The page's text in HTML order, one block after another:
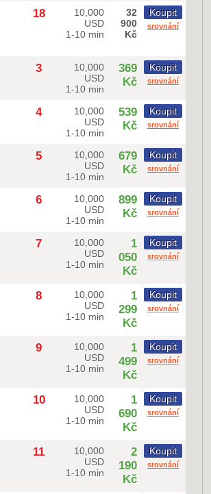
18
10,000
USD
1-10 min
32
900
Kč
Koupit
srovnání
3
10,000
USD
1-10 min
369
Kč
Koupit
srovnání
4
10,000
USD
1-10 min
539
Kč
Koupit
srovnání
5
10,000
USD
1-10 min
679
Kč
Koupit
srovnání
6
10,000
USD
1-10 min
899
Kč
Koupit
srovnání
7
10,000
USD
1-10 min
1
050
Kč
Koupit
srovnání
8
10,000
USD
1-10 min
1
299
Kč
Koupit
srovnání
9
10,000
USD
1-10 min
1
499
Kč
Koupit
srovnání
10
10,000
USD
1-10 min
1
690
Kč
Koupit
srovnání
11
10,000
USD
1-10 min
2
190
Kč
Koupit
srovnání